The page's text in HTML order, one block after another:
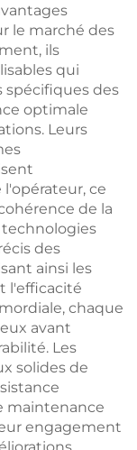
le marché des
ils
qui
spécifiques des
optimale
Leurs
ce
de la
des
ainsi les
l'efficacité
chaque
avant
Les
solides de
maintenance
engagement